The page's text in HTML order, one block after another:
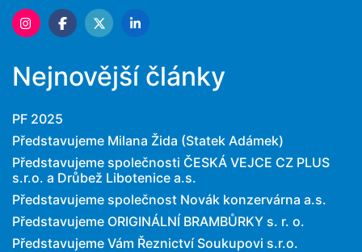
Nejnovější články
PF 2025
Představujeme Milana Žida (Statek Adámek)
Představujeme společnosti ČESKÁ VEJCE CZ PLUS
s.r.o. a Drůbež Libotenice a.s.
Představujeme společnost Novák konzervárna a.s.
Představujeme ORIGINÁLNÍ BRAMBŮRKY s. r. o.
Představujeme Vám Řeznictví Soukupovi s.r.o.